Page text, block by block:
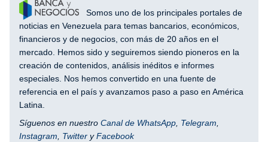
Somos uno de los principales portales de
noticias en Venezuela para temas bancarios, económicos,
financieros y de negocios, con más de 20 años en el
mercado. Hemos sido y seguiremos siendo pioneros en la
creación de contenidos, análisis inéditos e informes
especiales. Nos hemos convertido en una fuente de
referencia en el país y avanzamos paso a paso en América
Latina.
Síguenos en nuestro Canal de WhatsApp, Telegram,
Instagram, Twitter yFacebook